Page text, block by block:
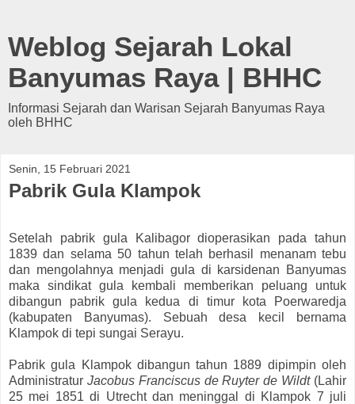
Weblog Sejarah Lokal
Banyumas Raya | BHHC
Informasi Sejarah dan Warisan Sejarah Banyumas Raya
oleh BHHC
Senin, 15 Februari 2021
Pabrik Gula Klampok
Setelah pabrik gula Kalibagor dioperasikan pada tahun
1839 dan selama 50 tahun telah berhasil menanam tebu
dan mengolahnya menjadi gula di karsidenan Banyumas
maka sindikat gula kembali memberikan peluang untuk
dibangun pabrik gula kedua di timur kota Poerwaredja
(kabupaten Banyumas). Sebuah desa kecil bernama
Klampok di tepi sungai Serayu.
Pabrik gula Klampok dibangun tahun 1889 dipimpin oleh
Administratur Jacobus Franciscus de Ruyter de Wildt(Lahir
25 mei 1851 di Utrecht dan meninggal di Klampok 7 juli